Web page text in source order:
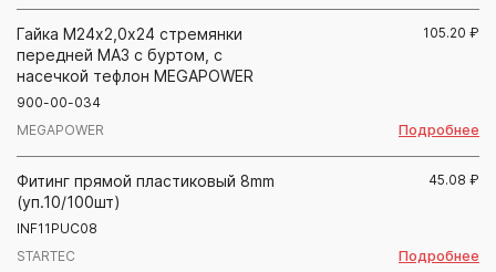
Гайка М24х2,0х24 стремянки
передней МАЗ с буртом, с
насечкой тефлон MEGAPOWER
900-00-034
MEGAPOWER
105.20 ₽
Подробнее
Фитинг прямой пластиковый 8mm
(уп.10/100шт)
INF11PUC08
STARTEC
45.08 ₽
Подробнее